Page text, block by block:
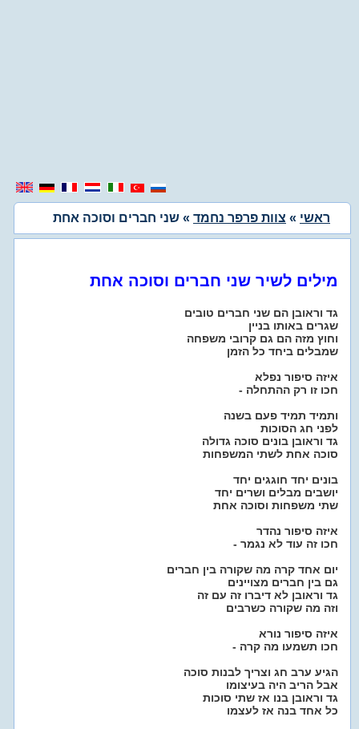
ראשי » צוות פרפר נחמד » שני חברים וסוכה אחת
מילים לשיר שני חברים וסוכה אחת
גד וראובן הם שני חברים טובים
שגרים באותו בניין
וחוץ מזה הם גם קרובי משפחה
שמבלים ביחד כל הזמן
איזה סיפור נפלא
- חכו זו רק ההתחלה
ותמיד תמיד פעם בשנה
לפני חג הסוכות
גד וראובן בונים סוכה גדולה
סוכה אחת לשתי המשפחות
בונים יחד חוגגים יחד
יושבים מבלים ושרים יחד
שתי משפחות וסוכה אחת
איזה סיפור נהדר
- חכו זה עוד לא נגמר
יום אחד קרה מה שקורה בין חברים
גם בין חברים מצויינים
גד וראובן לא דיברו זה עם זה
וזה מה שקורה כשרבים
איזה סיפור נורא
- חכו תשמעו מה קרה
הגיע ערב חג וצריך לבנות סוכה
אבל הריב היה בעיצומו
גד וראובן בנו אז שתי סוכות
כל אחד בנה אז לעצמו